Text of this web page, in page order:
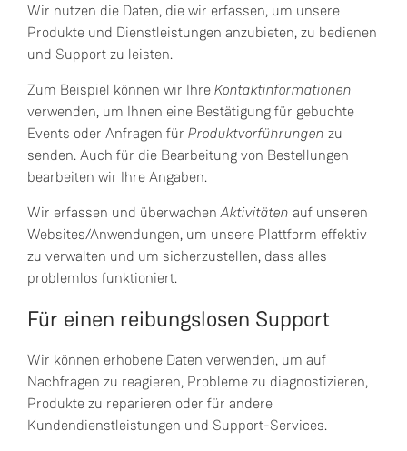
Wir nutzen die Daten, die wir erfassen, um unsere
Produkte und Dienstleistungen anzubieten, zu bedienen
und Support zu leisten.
Zum Beispiel können wir Ihre Kontaktinformationen
verwenden, um Ihnen eine Bestätigung für gebuchte
Events oder Anfragen für Produktvorführungen zu
senden. Auch für die Bearbeitung von Bestellungen
bearbeiten wir Ihre Angaben.
Wir erfassen und überwachenAktivitäten auf unseren
Websites/Anwendungen, um unsere Plattform effektiv
zu verwalten und um sicherzustellen, dass alles
problemlos funktioniert.
Für einen reibungslosen Support
Wir können erhobene Daten verwenden, um auf
Nachfragen zu reagieren, Probleme zu diagnostizieren,
Produkte zu reparieren oder für andere
Kundendienstleistungen und Support-Services.